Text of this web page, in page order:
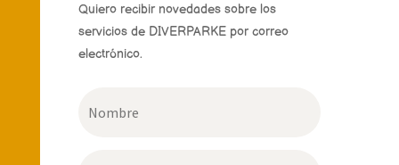
Quiero recibir novedades sobre los
servicios de DIVERPARKE por correo
electrónico.